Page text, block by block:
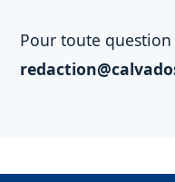
Pour toute question